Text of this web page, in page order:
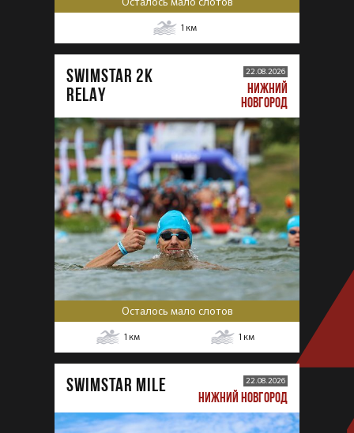
1 км
SWIMSTAR 2K
RELAY
22.08.2026
НИЖНИЙ
НОВГОРОД
Осталось мало слотов
1 км 1 км
SWIMSTAR MILE 22.08.2026
НИЖНИЙ НОВГОРОД